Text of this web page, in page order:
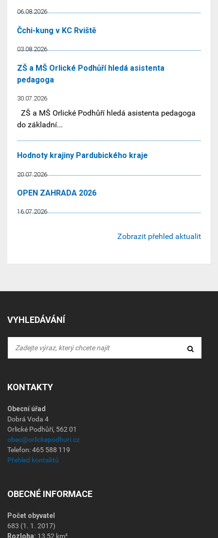
06.08.2026
Čchi-kung v KC Rviště
03.08.2026
ZŠ a MŠ Orlické Podhůří hledá asistenta
pedagoga
30.07.2026
ZŠ a MŠ Orlické Podhůří hledá asistenta pedagoga
do základní...
Hodnoty krajiny Pardubického kraje
20.07.2026
OPEN ZAHRADA 2026
16.07.2026
Zobrazit přehled aktualit
VYHLEDÁVÁNÍ
KONTAKTY
Obecní úřad
Dobrá Voda 4
Orlické Podhůří, 562 01
obec@orlickepodhuri.cz
Telefon: 465 588 119
Přehled kontaktů
OBECNÉ INFORMACE
Počet obyvatel
683 (1. 1. 2017)
Rozloha: 13,52 km²